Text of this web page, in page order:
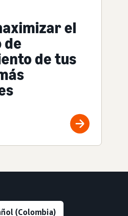
el
de
de tus